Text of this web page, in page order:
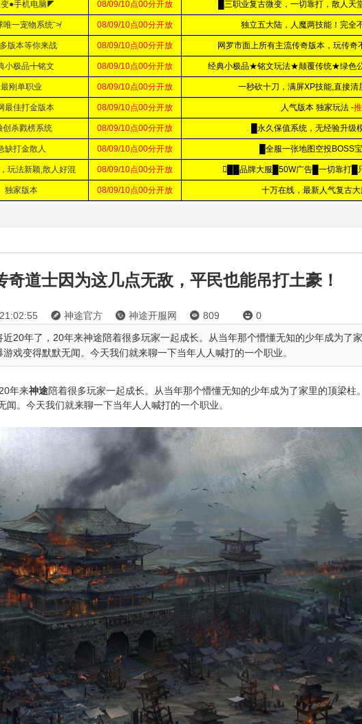
奇道士因为这几点无敌，平民也能吊打土豪！
 神途官方  神途开服网  809  0
20年了，20年来神途陪着很多玩家一起成长。从当年那个懵懂无知的少年成为了家
戏变得默默无闻。今天我们就来聊一下当年人人喊打的一个职业。
年来神途陪着很多玩家一起成长。从当年那个懵懂无知的少年成为了家里的顶梁柱
。今天我们就来聊一下当年人人喊打的一个职业。